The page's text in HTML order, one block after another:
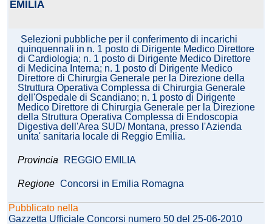
EMILIA
Selezioni pubbliche per il conferimento di incarichi
quinquennali in n. 1 posto di Dirigente Medico Direttore
di Cardiologia; n. 1 posto di Dirigente Medico Direttore
di Medicina Interna; n. 1 posto di Dirigente Medico
Direttore di Chirurgia Generale per la Direzione della
Struttura Operativa Complessa di Chirurgia Generale
dell'Ospedale di Scandiano; n. 1 posto di Dirigente
Medico Direttore di Chirurgia Generale per la Direzione
della Struttura Operativa Complessa di Endoscopia
Digestiva dell'Area SUD/ Montana, presso l'Azienda
unita' sanitaria locale di Reggio Emilia.
Provincia REGGIO EMILIA
Regione Concorsi in Emilia Romagna
Pubblicato nella
Gazzetta Ufficiale Concorsi numero 50 del 25-06-2010